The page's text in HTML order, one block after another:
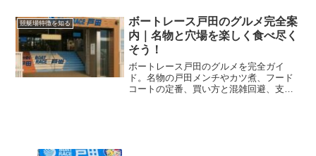
競艇場特徴を知る
ボートレース戸田のグルメ完全案
内｜名物と穴場を楽しく食べ尽く
そう！
ボートレース戸田のグルメを完全ガイ
ド。名物の戸田メンチやカツ煮、フード
コートの定番、買い方と混雑回避、支払